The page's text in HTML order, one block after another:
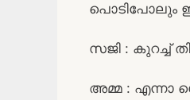
പൊടിപോലും
സജി : കുറച്ച്
അമ്മ : എന്നാ